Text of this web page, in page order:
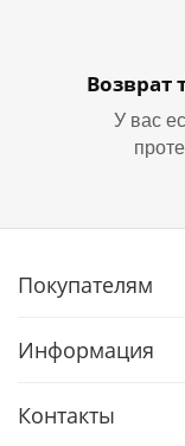
Возврат
У вас
Покупателям
Информация
Контакты